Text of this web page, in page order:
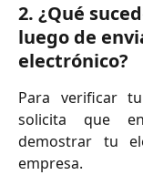
2. ¿Qué
luego de
electrónico?
Para verificar
solicita que
demostrar tu
empresa.